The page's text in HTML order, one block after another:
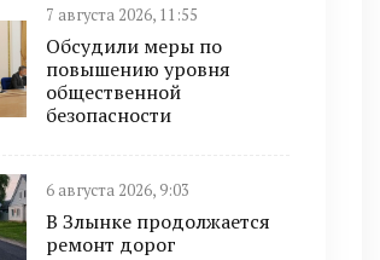
7 августа 2026, 11:55
Обсудили меры по
повышению уровня
общественной
безопасности
6 августа 2026, 9:03
В Злынке продолжается
ремонт дорог